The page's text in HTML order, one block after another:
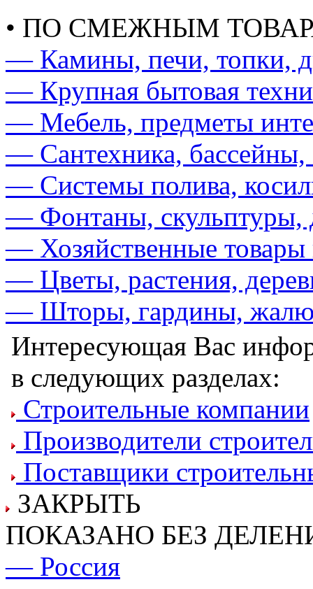
• ПО СМЕЖНЫМ
— Камины, печи, топки,
— Крупная бытовая
— Мебель, предметы
— Сантехника, бассейны,
— Системы полива,
— Фонтаны, скульптуры,
— Хозяйственные товары
— Цветы, растения,
— Шторы, гардины,
Интересующая Вас
в следующих разделах:
Строительные компании
Производители
Поставщики
ЗАКРЫТЬ
ПОКАЗАНО БЕЗ
— Россия